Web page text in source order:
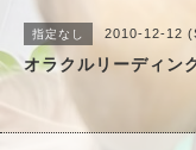
指定なし 2010-12-12
オラクルリーディン